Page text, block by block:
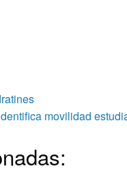
movilidad